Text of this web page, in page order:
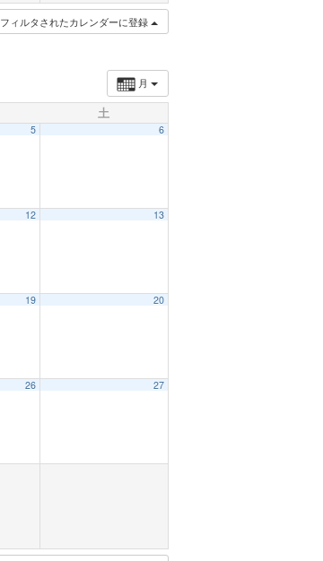
フィルタされたカレンダーに登録
月
土
5 6
12 13
19 20
26 27